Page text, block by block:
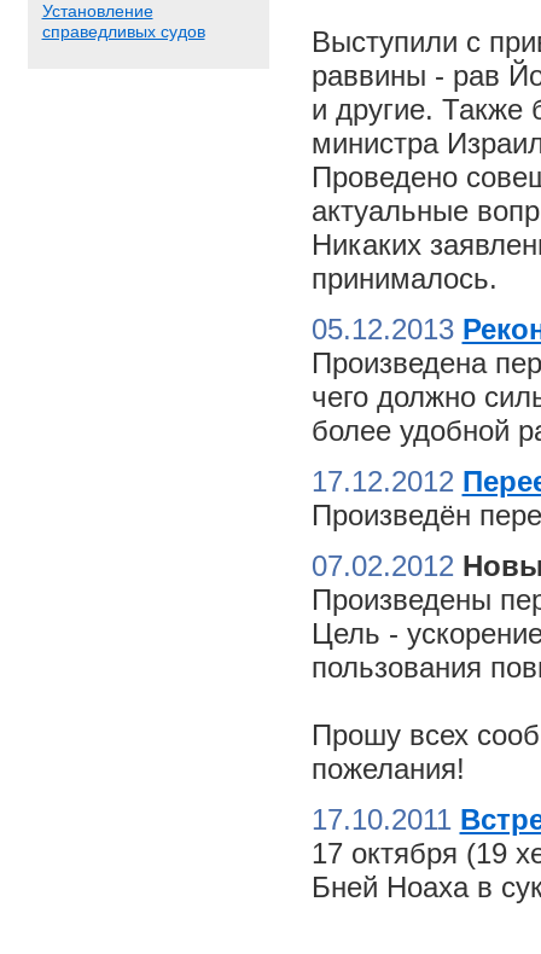
Установление
справедливых судов
Выступили с
раввины - рав
и другие. Также
министра
Проведено
актуальные
Никаких
принималось.
05.12.2013
Произведена
чего должно
более удобной
17.12.2012
Произведён
07.02.2012
Произведены
Цель -
пользования
Прошу всех
пожелания!
17.10.2011
17 октября (19
Бней Ноаха в